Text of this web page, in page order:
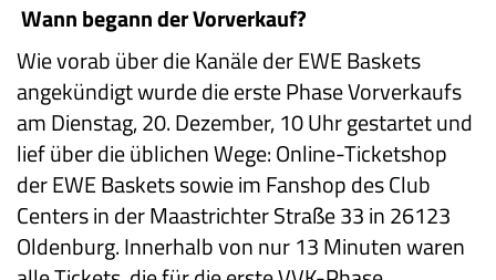
Wann begann der Vorverkauf?
Wie vorab über die Kanäle der EWE Baskets
angekündigt wurde die erste Phase Vorverkaufs
am Dienstag, 20. Dezember, 10 Uhr gestartet und
lief über die üblichen Wege: Online-Ticketshop
der EWE Baskets sowie im Fanshop des Club
Centers in der Maastrichter Straße 33 in 26123
Oldenburg. Innerhalb von nur 13 Minuten waren